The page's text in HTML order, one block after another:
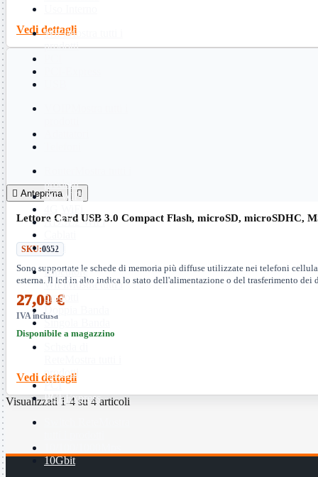
WiFiMostra tutti i
prodotti
prodotti
3G WiFi
ADSL2 WiFi
WiFi
Ripetitore
WiFiMostra tutti i
prodotti
Doppia Banda
Singola Banda
prodotti
PCI
PCI-Express
10Gbit
Vedi dettagli
 Anteprima 
Lettore Card USB 3.0 Compact Flash, microSD, microSDHC,
SKU:0852
Sono supportate le schede di memoria più diffuse utilizzate nei telefoni
esterna. Il led in alto indica lo stato dell'alimentazione o del trasferimento dei
27,00 €
IVA inclusa
Disponibile a magazzino
Vedi dettagli
Visualizzati 1-4 su 4 articoli